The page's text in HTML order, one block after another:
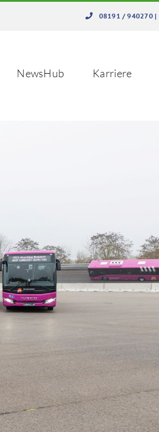
08191 / 940270|
NewsHub Karriere